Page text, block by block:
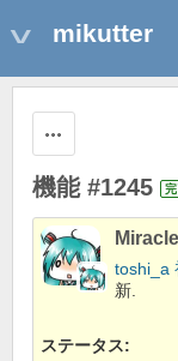
mikutter
機能 #1245 完
toshi_a
新.
ステータス: